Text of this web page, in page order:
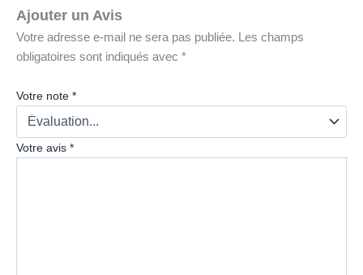
Ajouter un Avis
Votre adresse e-mail ne sera pas publiée. Les champs
obligatoires sont indiqués avec *
Votre note *
Votre avis *